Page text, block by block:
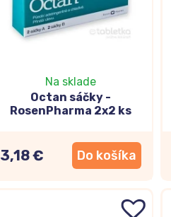
Na sklade
Octan sáčky -
RosenPharma 2x2 ks
3,18 € Do košíka